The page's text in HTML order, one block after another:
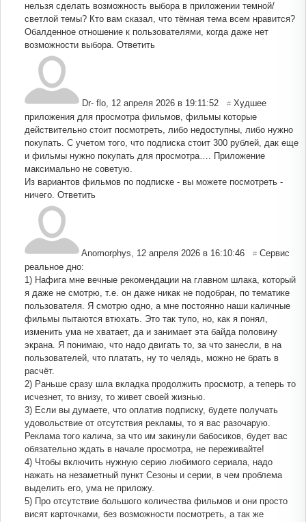
нельзя сделать возможность выбора в приложении темной/
светлой темы? Кто вам сказал, что тёмная тема всем нравится?
Обалденное отношение к пользователями, когда даже нет
возможности выбора. Ответить
Dr- flo, 12 апреля 2026 в 19:11:52 # Худшее
приложения для просмотра фильмов, фильмы которые
действительно стоит посмотреть, либо недоступны, либо нужно
покупать. С учетом того, что подписка стоит 300 рублей, дак еще
и фильмы нужно покупать для просмотра…. Приложение
максимально не советую.
Из вариантов фильмов по подписке - вы можете посмотреть -
ничего. Ответить
Anomorphys, 12 апреля 2026 в 16:10:46 # Сервис
реальное дно:
1) Нафига мне вечные рекомендации на главном шлака, который
я даже не смотрю, т.е. он даже никак не подобран, по тематике
пользователя. Я смотрю одно, а мне постоянно наши каличные
фильмы пытаются втюхать. Это так тупо, но, как я понял,
изменить ума не хватает, да и занимает эта байда половину
экрана. Я понимаю, что надо двигать то, за что занесли, в на
пользователей, что платать, ну то челядь, можно не брать в
расчёт.
2) Раньше сразу шла вкладка продолжить просмотр, а теперь то
исчезнет, то внизу, то живет своей жизнью.
3) Если вы думаете, что оплатив подписку, будете получать
удовольствие от отсутствия рекламы, то я вас разочарую.
Реклама того калича, за что им закинули бабосиков, будет вас
обязательно ждать в начале просмотра, не переживайте!
4) Чтобы включить нужную серию любимого сериала, надо
нажать на незаметный пункт Сезоны и серии, в чем проблема
выделить его, ума не приложу.
5) Про отсутствие большого количества фильмов и они просто
висят карточками, без возможности посмотреть, а так же